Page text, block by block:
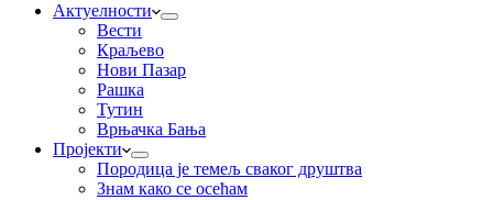
Актуелности
Вести
Краљево
Нови Пазар
Рашка
Тутин
Врњачка Бања
Пројекти
Породица је темељ сваког друштва
Знам како се осећам